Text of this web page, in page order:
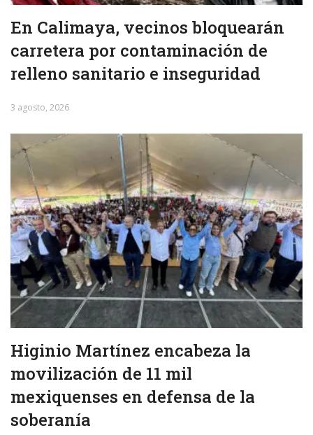
En Calimaya, vecinos bloquearán
carretera por contaminación de
relleno sanitario e inseguridad
3 agosto, 2026
Higinio Martínez encabeza la
movilización de 11 mil
mexiquenses en defensa de la
soberanía